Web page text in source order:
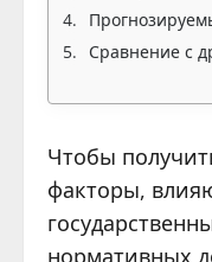
Сравнение с
Чтобы
факторы,
нормативных